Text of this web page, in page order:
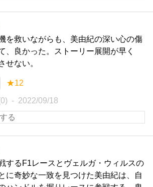
を救いながらも、美由紀の深い心の傷
、良かった。ストーリー展開が早く
せない。
★12
2022/09/18
するF1レースとヴェルガ・ウィルスの
に奇妙な一致を見つけた美由紀は、自